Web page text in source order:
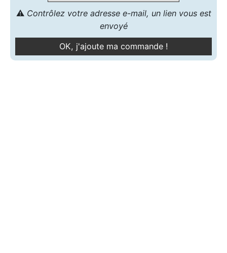
⚠️ Contrôlez votre adresse e-mail, un lien vous est
envoyé